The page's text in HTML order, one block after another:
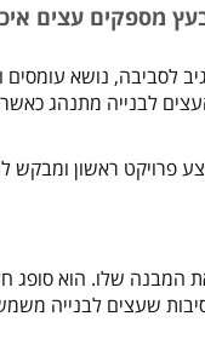
מספקים עצים
לסביבה, נושא עומסים
לבנייה מתנהג
פרויקט ראשון ומבקש
המבנה שלו. הוא סופג
שעצים לבנייה